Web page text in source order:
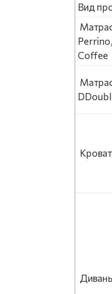
Вид